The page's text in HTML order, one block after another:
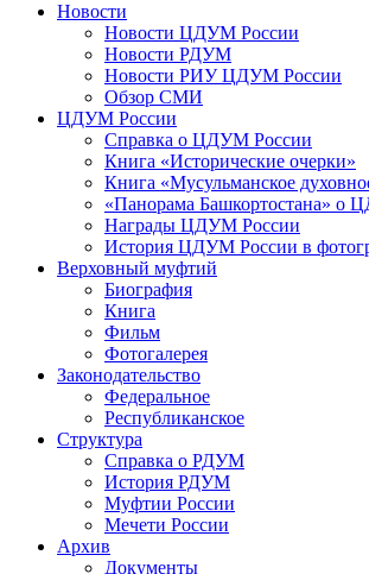
Новости
Новости ЦДУМ России
Новости РДУМ
Новости РИУ ЦДУМ России
Обзор СМИ
ЦДУМ России
Справка о ЦДУМ России
Книга «Исторические очерки»
Книга «Мусульманское
«Панорама Башкортостана» о
Награды ЦДУМ России
История ЦДУМ России в
Верховный муфтий
Биография
Книга
Фильм
Фотогалерея
Законодательство
Федеральное
Республиканское
Структура
Справка о РДУМ
История РДУМ
Муфтии России
Мечети России
Архив
Документы